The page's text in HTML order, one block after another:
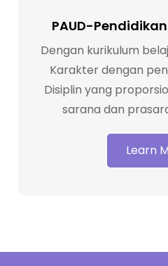
Pendaftaran Anak Didik
CARE TUNAS BANGSA
Pendaftaran Calon
Program Day Care
usia 7 – 24 bulan
Kindergarten A usia 4…
PAUD-
Dengan kurikulum
Karakter dengan
Disiplin yang
sarana dan
Learn